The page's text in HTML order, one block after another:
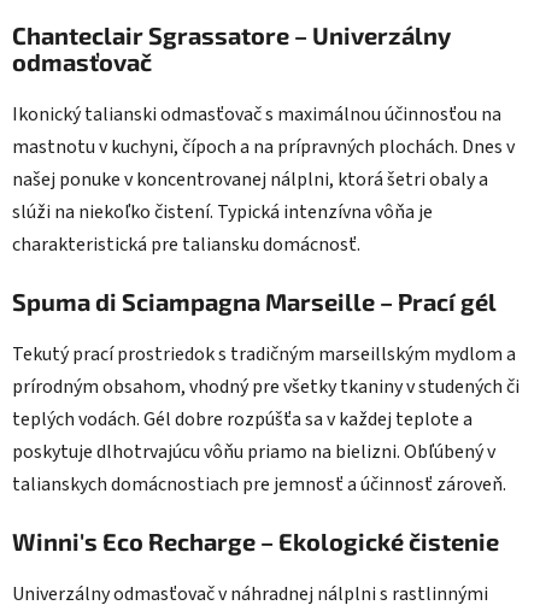
Chanteclair Sgrassatore – Univerzálny
odmasťovač
Ikonický talianski odmasťovač s maximálnou účinnosťou na
mastnotu v kuchyni, čípoch a na prípravných plochách. Dnes v
našej ponuke v koncentrovanej nálplni, ktorá šetri obaly a
slúži na niekoľko čistení. Typická intenzívna vôňa je
charakteristická pre taliansku domácnosť.
Spuma di Sciampagna Marseille – Prací gél
Tekutý prací prostriedok s tradičným marseillským mydlom a
prírodným obsahom, vhodný pre všetky tkaniny v studených či
teplých vodách. Gél dobre rozpúšťa sa v každej teplote a
poskytuje dlhotrvajúcu vôňu priamo na bielizni. Obľúbený v
talianskych domácnostiach pre jemnosť a účinnosť zároveň.
Winni's Eco Recharge – Ekologické čistenie
Univerzálny odmasťovač v náhradnej nálplni s rastlinnými